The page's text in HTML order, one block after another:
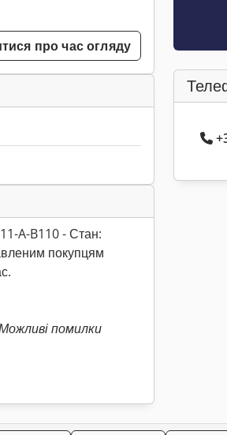
про час огляду
A-B110 - Стан:
покупцям
помилки